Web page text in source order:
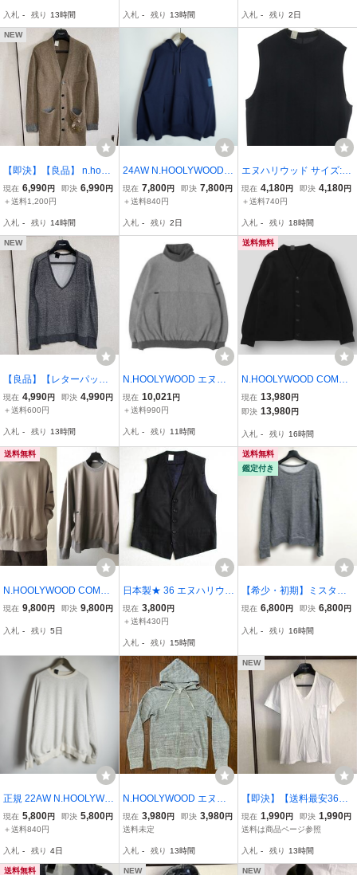
ウールジャケット ウール
セーター 02181
入札 - 残り 13時間
ミスハリ FA2303
入札 - 残り 13時間
ッド/ミスターハリウッド
6-0512M 102163
入札 - 残り 2日
NEW
【即決】【良品】 n.hooly
wood ミスターハリウッ
ド エヌハリウッド LONG
ニット セーター 即決早い
者勝ち
現在 6,990円 即決 6,990円
＋送料1,200円
入札 - 残り 14時間
24AW N.HOOLYWOOD T
EST PRODUCT EXCHAN
GE SERVICE エヌハリウ
ト シャツ パーカー 9242-
CS80 紺 40 3299Q★4
現在 7,800円 即決 7,800円
＋送料840円
入札 - 残り 2日
エヌハリウッド サイズ:38
25 RCH アッパーライン
タンクトップ 中古 BS99
現在 4,180円 即決 4,180円
＋送料740円
入札 - 残り 18時間
NEW
【良品】【レターパック
プラス対応】 n.hoolywoo
d ミスターハリウッド エ
降りスウェット コットン
ニット 長袖 GREY
現在 4,990円 即決 4,990円
＋送料600円
入札 - 残り 13時間
N.HOOLYWOOD エヌハ
リウッド スウェット ヘザ
ーグレー サイズ:38 22AW
ャツ HIGH NECK SWEAT
SHIRT 日本製
現在 10,021 円
＋送料990円
入札 - 残り 11時間
送料無料
N.HOOLYWOOD COMPIL
E エヌハリウッド 22AW
CARDIGAN カーディガン
ック 長袖 Vネック ニット
コットン/アクリル
現在 13,980円
即決 13,980円
入札 - 残り 16時間
送料無料
N.HOOLYWOOD COMPIL
E CREW NECK SWEATS
グシルエット 裏起毛 クル
バーサイズ グレージュ
現在 9,800円 即決 9,800円
入札 - 残り 5日
日本製★ 36 エヌハリウッ
ド★ コットンジレ★ ブラ
ック 黒 ベスト
現在 3,800円
＋送料430円
入札 - 残り 15時間
送料無料
鑑定付き
【希少・初期】ミスター
ハリウッド ドレスライン
クリーニング済み 【タグ
現在 6,800円 即決 6,800円
入札 - 残り 16時間
正規 22AW N.HOOLYWO
OD エヌハリウッド SWE
AT SHIRT 2222-CS04-01
スウェット トレーナー 霜
降り 38 1001P★2
現在 5,800円 即決 5,800円
＋送料840円
入札 - 残り 4日
N.HOOLYWOOD エヌハ
リウッド フルジップ スウ
ェット パーカー 38 霜降
ィ ミスターハリウッド 10
0%コットン 日本製
現在 3,980円 即決 3,980円
送料未定
入札 - 残り 13時間
NEW
【即決】【送料最安360
円】 n.hoolywood ミスタ
ーハリウッド エヌハリウ
カットソー Tシャツ 半袖
WHITE ホワイト
現在 1,990円 即決 1,990円
送料は商品ページ参照
入札 - 残り 13時間
送料無料 NEW NEW